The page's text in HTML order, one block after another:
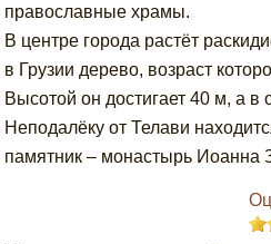
православные храмы.
В центре города растёт
в Грузии дерево, возраст
Высотой он достигает 40 м, а в
Неподалёку от Телави
памятник – монастырь Иоанна